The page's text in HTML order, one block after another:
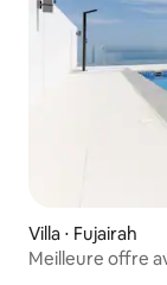
Villa ⋅ Fujairah
Meilleure offre